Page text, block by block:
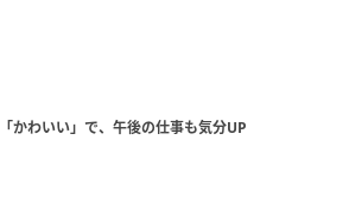
かわいい」で、午後の仕事も気分UP